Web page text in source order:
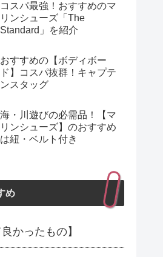
コスパ最強！おすすめのマ
リンシューズ「The
Standard」を紹介
おすすめの【ボディボー
ド】コスパ抜群！キャプテ
ンスタッグ
海・川遊びの必需品！【マ
リンシューズ】のおすすめ
は紐・ベルト付き
め
かったもの】